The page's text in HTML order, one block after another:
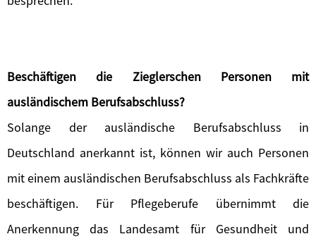
Beschäftigen die Zieglerschen Personen mit
ausländischem Berufsabschluss?
Solange der ausländische Berufsabschluss in
Deutschland anerkannt ist, können wir auch Personen
mit einem ausländischen Berufsabschluss als Fachkräfte
beschäftigen. Für Pflegeberufe übernimmt die
Anerkennung das Landesamt für Gesundheit und